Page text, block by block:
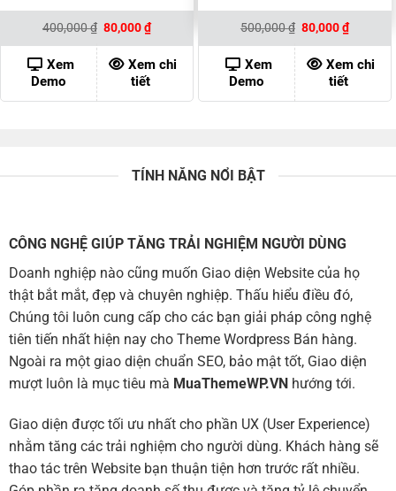
400,000₫ Giá
gốc
là:
400,000 ₫.
80,000₫Giá
hiện
tại
là:
80,000 ₫.
Xem
Demo
Xem chi
tiết
500,000₫ Giá
gốc
là:
500,000 ₫.
80,000₫Giá
hiện
tại
là:
80,000
Xem
Demo
Xem chi
tiết
TÍNH NĂNG NỔI BẬT
CÔNG NGHỆ GIÚP TĂNG TRẢI NGHIỆM NGƯỜI DÙNG
Doanh nghiệp nào cũng muốn Giao diện Website của họ
thật bắt mắt, đẹp và chuyên nghiệp. Thấu hiểu điều đó,
Chúng tôi luôn cung cấp cho các bạn giải pháp công nghệ
tiên tiến nhất hiện nay cho Theme Wordpress Bán hàng.
Ngoài ra một giao diện chuẩn SEO, bảo mật tốt, Giao diện
mượt luôn là mục tiêu mà MuaThemeWP.VN hướng tới.
Giao diện được tối ưu nhất cho phần UX (User Experience)
nhằm tăng các trải nghiệm cho người dùng. Khách hàng sẽ
thao tác trên Website bạn thuận tiện hơn trước rất nhiều.